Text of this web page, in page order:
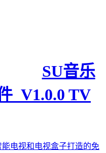
SU音乐
_V1.0.0 TV
电视和电视盒子打造的免